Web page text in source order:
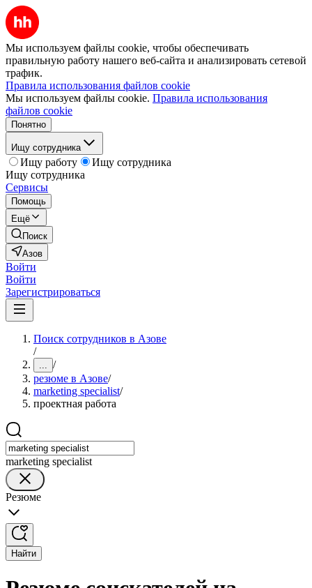
Мы используем файлы cookie, чтобы обеспечивать
правильную работу нашего веб-сайта и анализировать сетевой
трафик.
Правила использования файлов cookie
Мы используем файлы cookie. Правила использования
файлов cookie
Понятно
Ищу сотрудника
Ищу работу
Ищу сотрудника
Ищу сотрудника
Сервисы
Помощь
Ещё
Поиск
Азов
Войти
Войти
Зарегистрироваться
Поиск сотрудников в Азове
/
... /
резюме в Азове/
marketing specialist/
проектная работа
marketing specialist
Резюме
Найти